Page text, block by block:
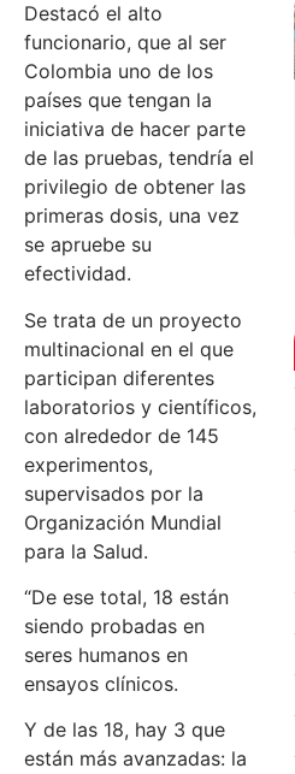
Destacó el alto
funcionario, que al ser
Colombia uno de los
países que tengan la
iniciativa de hacer parte
de las pruebas, tendría el
privilegio de obtener las
primeras dosis, una vez
se apruebe su
efectividad.
Se trata de un proyecto
multinacional en el que
participan diferentes
laboratorios y científicos,
con alrededor de 145
experimentos,
supervisados por la
Organización Mundial
para la Salud.
“De ese total, 18 están
siendo probadas en
seres humanos en
ensayos clínicos.
Y de las 18, hay 3 que
están más avanzadas: la